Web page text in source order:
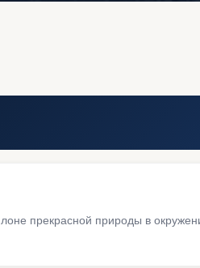
прекрасной природы в